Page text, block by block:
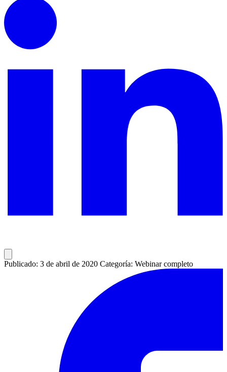
Publicado: 3 de abril de 2020 Categoría: Webinar completo